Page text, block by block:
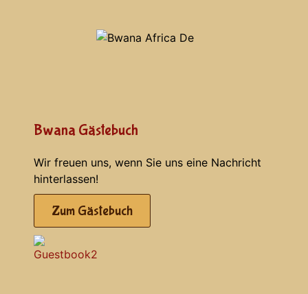
Bwana Gästebuch
Wir freuen uns, wenn Sie uns eine Nachricht
hinterlassen!
Zum Gästebuch